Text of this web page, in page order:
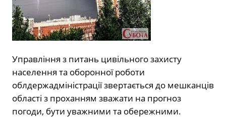
Управління з питань цивільного захисту
населення та оборонної роботи
облдержадміністрації звертається до мешканців
області з проханням зважати на прогноз
погоди, бути уважними та обережними.